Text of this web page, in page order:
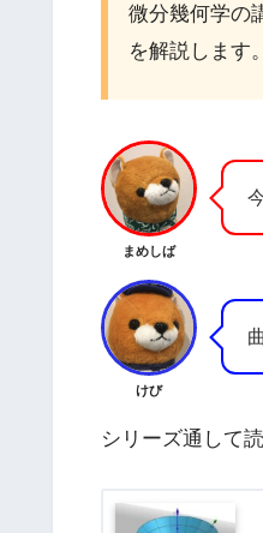
微分幾何学の
を解説します。
まめしば
けび
シリーズ通して